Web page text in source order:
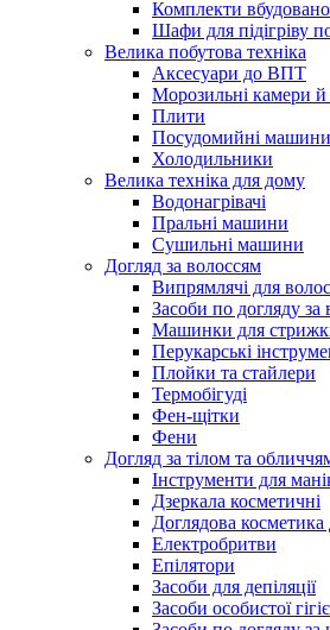
Комплекти
Шафи для підігріву
Велика побутова техніка
Аксесуари до ВПТ
Морозильні камери й
Плити
Посудомийні машини
Холодильники
Велика техніка для дому
Водонагрівачі
Пральні машини
Сушильні машини
Догляд за волоссям
Випрямлячі для
Засоби по догляду за
Машинки для
Перукарські
Плойки та стайлери
Термобігуді
Фен-щітки
Фени
Догляд за тілом та
Інструменти для
Дзеркала косметичні
Доглядова
Електробритви
Епілятори
Засоби для депіляції
Засоби особистої